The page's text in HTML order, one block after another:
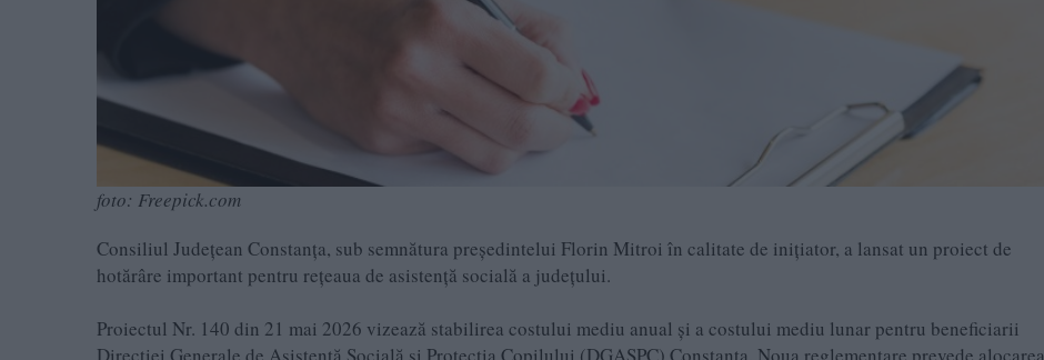
foto: Freepick.com
Consiliul Județean Constanța, sub semnătura președintelui Florin Mitroi în calitate de inițiator, a lansat un proiect de
hotărâre important pentru rețeaua de asistență socială a județului.
Proiectul Nr. 140 din 21 mai 2026 vizează stabilirea costului mediu anual și a costului mediu lunar pentru beneficiarii
Direcției Generale de Asistență Socială și Protecția Copilului (DGASPC) Constanța. Noua reglementare prevede alocarea